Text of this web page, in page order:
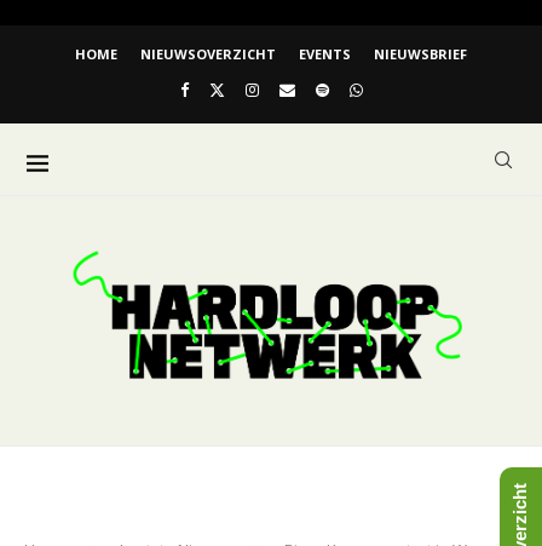
HOME NIEUWSOVERZICHT EVENTS NIEUWSBRIEF